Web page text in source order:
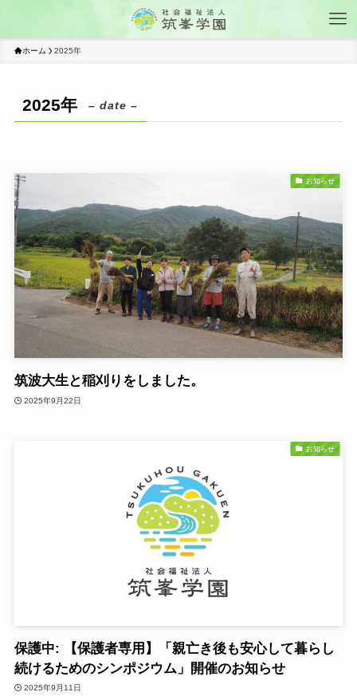
ホーム 2025年
2025年 – date –
お知らせ
筑波大生と稲刈りをしました。
2025年9月22日
お知らせ
保護中: 【保護者専用】「親亡き後も安心して暮らし
続けるためのシンポジウム」開催のお知らせ
2025年9月11日